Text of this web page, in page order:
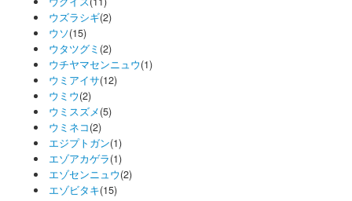
ウズラシギ(2)
ウソ(15)
ウタツグミ (2)
ウチヤマセンニュウ(1)
ウミアイサ(12)
ウミウ(2)
ウミスズメ(5)
ウミネコ(2)
エジプトガン(1)
エゾアカゲラ(1)
エゾセンニュウ(2)
エゾビタキ(15)